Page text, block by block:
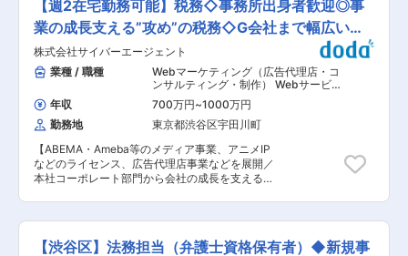
して価値発揮をしていきたい方 これらに当てはま
る方であれば、当法人でもきっとご活躍いただけ
ます。 変更の範囲：会社の定める業務
ており、多様な契約・法務案件に携わることがで
きます。法務部は2チームに分けて運営してお
り、法務チームは主に契約法務（各種契約書の審
査および法令相談等）を担い、企画チームは主に
コンプライアンス（貸金業・金商業等の業法管理
等）の運営を担っています。 ■人員構成： ・法
務部全体の人員は兼務者含め15名（男性8名、女
性7名）で、30代〜40代のメンバーが中心です
・弁護士資格保有者や法務経験者も多く在籍し、
専門性のある多様な人材が在籍しています ■求人
魅力： 当社グループの事業領域は、リース事業や
各種ファイナンス事業（プロジェクトファイナン
のほか、ICTサービス事業、グローバル事業、再
生可能エネルギー事業、PFI・PPP事業など多岐
ら関与することができます。また、契約法務を中
推進いただく社内弁護士を募集しています。単な
るリーガルチェックに留まらず、案件の構想段階
から経営・事業部門と連携し、最適なスキーム設
計やリスクコントロールを担うポジションです。
食品・水産という生活インフラを支える事業基盤
のもと、グローバルな事業成長を法務の力で牽引
していただきます。 ■業務内容： 法務・リスク
管理部の社内弁護士として、主にM&A・組織再
編・投資案件に関する法務業務をご担当いただき
ます。 【業務詳細】 ・M&A・組織再編・各種投
資案件における法務対応 ・案件の立案段階からク
ロージングまでの法的リスク分析 ・スキーム検討
および法的観点からの助言 ・各種契約書の作成・
レビュー・契約交渉支援 ・外部法律事務所との連
や適性等に応じて、会社の定める業務へ変更とな
【週2在宅勤務可能】税務◇事務所出身者歓迎◎事
業の成長支える”攻め”の税務◇G会社まで幅広い業
務◇
株式会社サイバーエージェント
業種 / 職種
Webマーケティング（広告代理店・コ
ンサルティング・制作） Webサービ
ス・Webメディア（EC・ポータル・ソ
ーシャル）, 財務 税理士
年収 700万円~1000万円
勤務地
東京都渋谷区宇田川町
【ABEMA・Ameba等のメディア事業、アニメIP
などのライセンス、広告代理店事業などを展開／
本社コーポレート部門から会社の成長を支える】
を続け、子会社は25年9月末時点で86社と、事業
内容も多岐に渡っています。 今後も、多種多様な
事業立ち上げや事業の拡大が見込まれるため、税
【渋谷区】法務担当（弁護士資格保有者）◆新規事